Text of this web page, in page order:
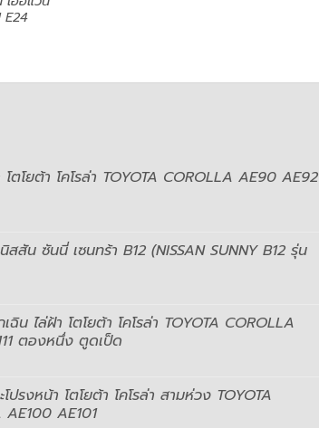
E24
ตโยต้า โคโรล่า TOYOTA COROLLA AE90 AE92
สสัน ซันนี่ เซนทร้า B12 (NISSAN SUNNY B12 รุ่น
ฉิน ไล่ฝ้า โตโยต้า โคโรล่า TOYOTA COROLLA
ตองหนึ่ง ตูดเป็ด
ปรงหน้า โตโยต้า โคโรล่า สามห่วง TOYOTA
AE100 AE101